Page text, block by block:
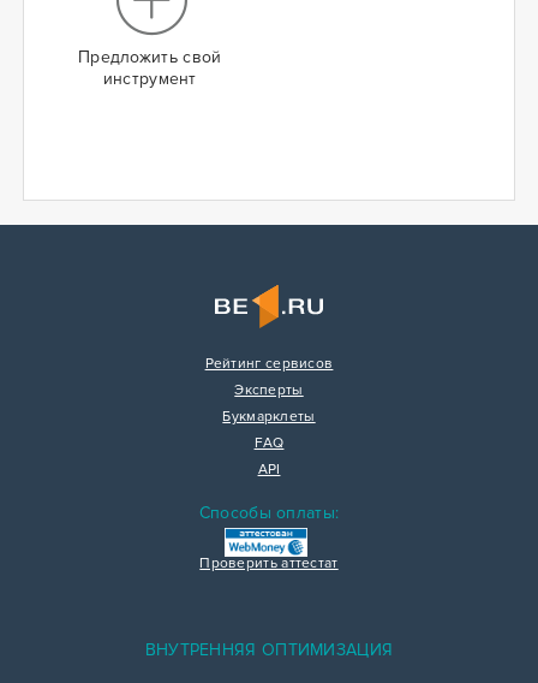
Предложить свой
инструмент
Рейтинг сервисов
Эксперты
Букмарклеты
FAQ
API
Способы оплаты:
Проверить аттестат
ВНУТРЕННЯЯ ОПТИМИЗАЦИЯ